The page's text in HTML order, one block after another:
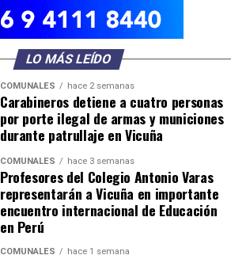
LO MÁS LEÍDO
COMUNALES hace 2 semanas
Carabineros detiene a cuatro personas
por porte ilegal de armas y municiones
durante patrullaje en Vicuña
COMUNALES hace 3 semanas
Profesores del Colegio Antonio Varas
representarán a Vicuña en importante
encuentro internacional de Educación
en Perú
COMUNALES hace 1 semana